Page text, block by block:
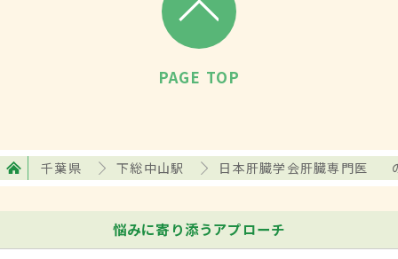
PAGE TOP
千葉県 下総中山駅 日本肝臓学会肝臓専門医
悩みに寄り添うアプローチ